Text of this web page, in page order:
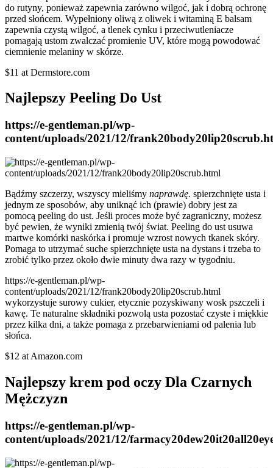
do rutyny, ponieważ zapewnia zarówno wilgoć, jak i dobrą ochronę
przed słońcem. Wypełniony oliwą z oliwek i witaminą E balsam
zapewnia czystą wilgoć, a tlenek cynku i przeciwutleniacze
pomagają ustom zwalczać promienie UV, które mogą powodować
ciemnienie melaniny w skórze.
$11 at Dermstore.com
Najlepszy Peeling Do Ust
https://e-gentleman.pl/wp-
content/uploads/2021/12/
Bądźmy szczerzy, wszyscy mieliśmy naprawdę. spierzchnięte usta i
jednym ze sposobów, aby uniknąć ich (prawie) dobry jest za
pomocą peeling do ust. Jeśli proces może być zagraniczny, możesz
być pewien, że wyniki zmienią twój świat. Peeling do ust usuwa
martwe komórki naskórka i promuje wzrost nowych tkanek skóry.
Pomaga to utrzymać suche spierzchnięte usta na dystans i trzeba to
zrobić tylko przez około dwie minuty dwa razy w tygodniu.
https://e-gentleman.pl/wp-
content/uploads/2021/12/frank20body20lip20scrub.html
wykorzystuje surowy cukier, etycznie pozyskiwany wosk pszczeli i
kawę. Te naturalne składniki pozwolą usta pozostać czyste i miękkie
przez kilka dni, a także pomaga z przebarwieniami od palenia lub
słońca.
$12 at Amazon.com
Najlepszy krem pod oczy Dla Czarnych
Mężczyzn
https://e-gentleman.pl/wp-
content/uploads/2021/12/